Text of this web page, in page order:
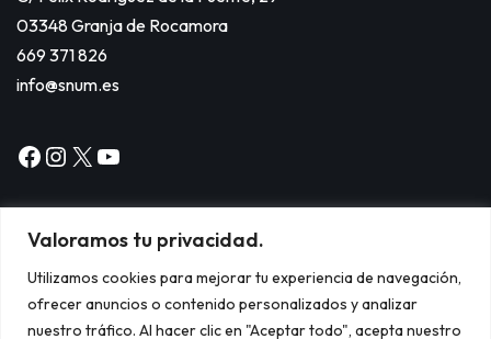
Valoramos tu privacidad.
Utilizamos cookies para mejorar tu experiencia de navegación,
ofrecer anuncios o contenido personalizados y analizar
nuestro tráfico. Al hacer clic en "Aceptar todo", acepta nuestro
03348 Granja de Rocamora
669 371 826
info@snum.es
Copyright © 2024